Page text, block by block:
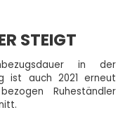
STEIGT
in der
ist auch 2021 erneut
Ruheständler